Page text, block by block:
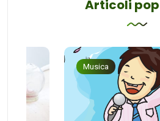
Articoli
Musica